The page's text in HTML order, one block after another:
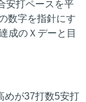
安打ペースを平
数字を指針にす
成のＸデーと目
めが37打数5安打